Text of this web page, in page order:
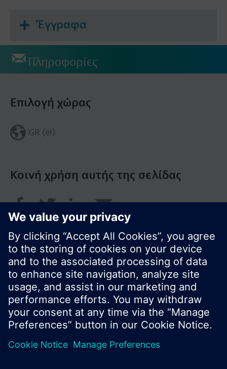
Έγγραφα
Πληροφορίες
Κοινή χρήση αυτής της σελίδας
Επιλογή χώρας
GR (el)
© Siemens Greece 2017
Το χαρτοφυλάκιο προϊόντων και οι τιμές μπορεί